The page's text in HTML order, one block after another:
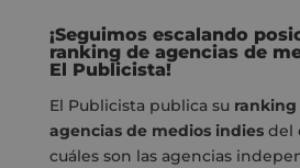
¡Seguimos escalando
ranking de agencias de
El Publicista!
El Publicista publica su
agencias de medios indiesdel
cuáles son las agencias